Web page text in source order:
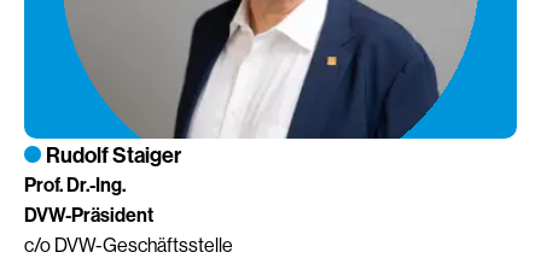
Rudolf Staiger
Prof. Dr.-Ing.
DVW-Präsident
c/o DVW-Geschäftsstelle